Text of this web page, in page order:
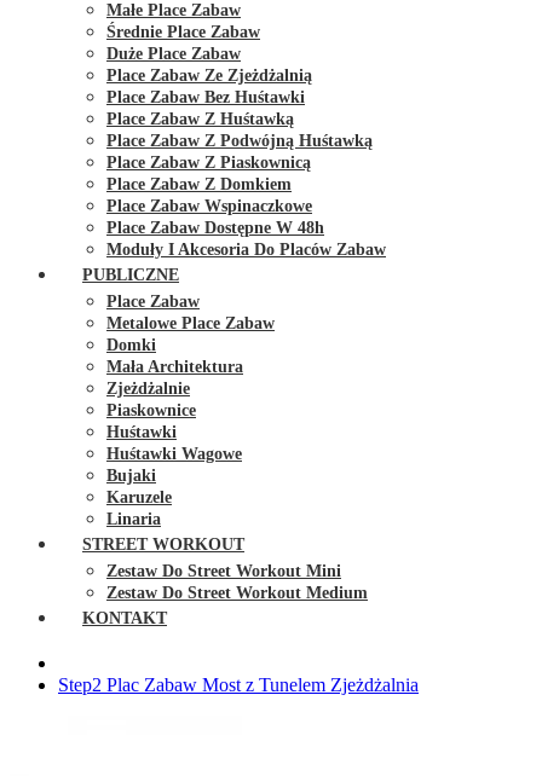
Małe Place Zabaw
Średnie Place Zabaw
Duże Place Zabaw
Place Zabaw Ze Zjeżdżalnią
Place Zabaw Bez Huśtawki
Place Zabaw Z Huśtawką
Place Zabaw Z Podwójną Huśtawką
Place Zabaw Z Piaskownicą
Place Zabaw Z Domkiem
Place Zabaw Wspinaczkowe
Place Zabaw Dostępne W 48h
Moduły I Akcesoria Do Placów Zabaw
PUBLICZNE
Place Zabaw
Metalowe Place Zabaw
Domki
Mała Architektura
Zjeżdżalnie
Piaskownice
Huśtawki
Huśtawki Wagowe
Bujaki
Karuzele
Linaria
STREET WORKOUT
Zestaw Do Street Workout Mini
Zestaw Do Street Workout Medium
KONTAKT
Step2 Plac Zabaw Most z Tunelem Zjeżdżalnia